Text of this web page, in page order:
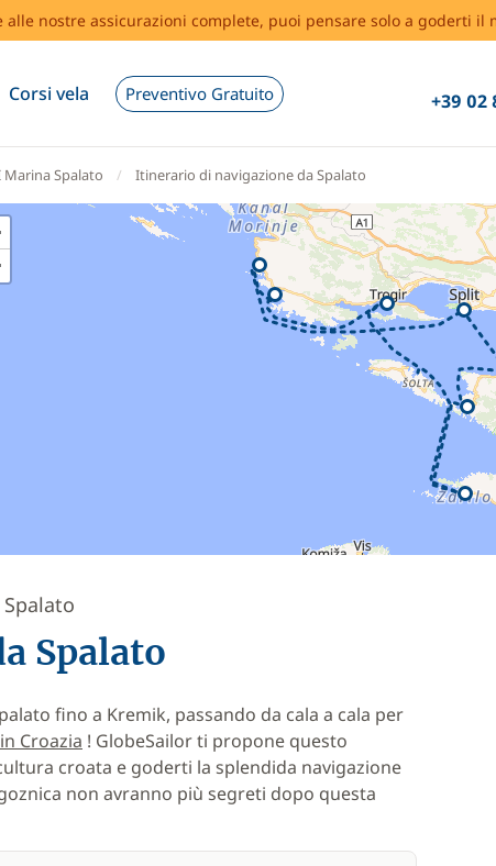
nostre assicurazioni complete, puoi pensare solo a goderti il
Corsi vela Preventivo Gratuito +39 02
Marina Spalato Itinerario di navigazione da Spalato
Spalato
fino a Kremik, passando da cala a cala per
Croazia ! GlobeSailor ti propone questo
croata e goderti la splendida navigazione
non avranno più segreti dopo questa